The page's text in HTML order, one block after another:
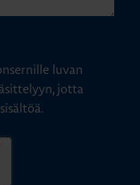
luvan
jotta